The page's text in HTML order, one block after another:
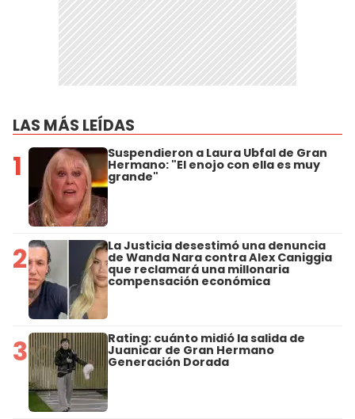
LAS MÁS LEÍDAS
1 Suspendieron a Laura Ubfal de Gran
Hermano: "El enojo con ella es muy
grande"
2 La Justicia desestimó una denuncia
de Wanda Nara contra Alex Caniggia
que reclamará una millonaria
compensación económica
3 Rating: cuánto midió la salida de
Juanicar de Gran Hermano
Generación Dorada